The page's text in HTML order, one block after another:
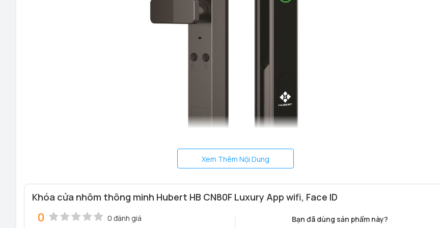
Khóa cửa vân tay Hubert HB CN80F App wifi thông minh tiện lợi, chống nước mưa hiệu quả khi lắp trên cửa nhôm hệ,
Xem Thêm Nội Dung
Khóa cửa nhôm thông minh Hubert HB CN80F Luxury App wifi, Face ID
0 0 đánh giá Bạn đã dùng sản phẩm này?